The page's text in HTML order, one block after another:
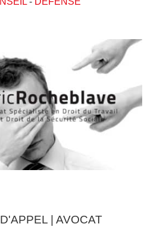
| AVOCAT